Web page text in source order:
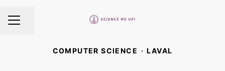
MENU CARRIÈRE
Partager la page
COMPUTER SCIENCE · LAVAL